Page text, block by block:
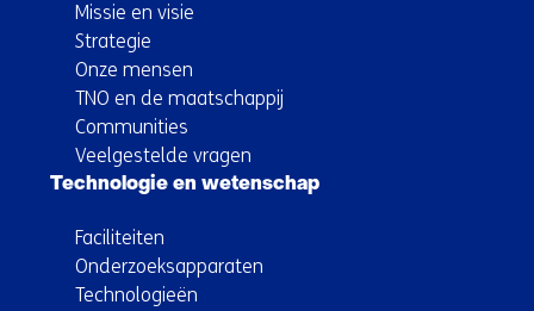
Missie en visie
Strategie
Onze mensen
TNO en de maatschappij
Communities
Veelgestelde vragen
Technologie en wetenschap
Faciliteiten
Onderzoeksapparaten
Technologieën